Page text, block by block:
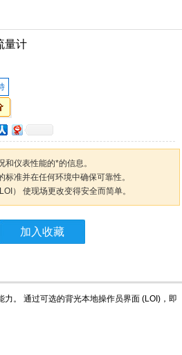
量计
仪表性能的*的信息。
准并在任何环境中确保可靠性。
） 使现场更改变得安全而简单。
加入收藏
。 通过可选的背光本地操作员界面 (LOI)，即